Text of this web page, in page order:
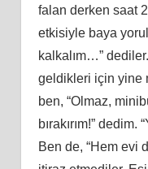
falan derken saat
etkisiyle baya
kalkalım…”
geldikleri için yine
ben, “Olmaz,
bırakırım!”
Ben de, “Hem evi